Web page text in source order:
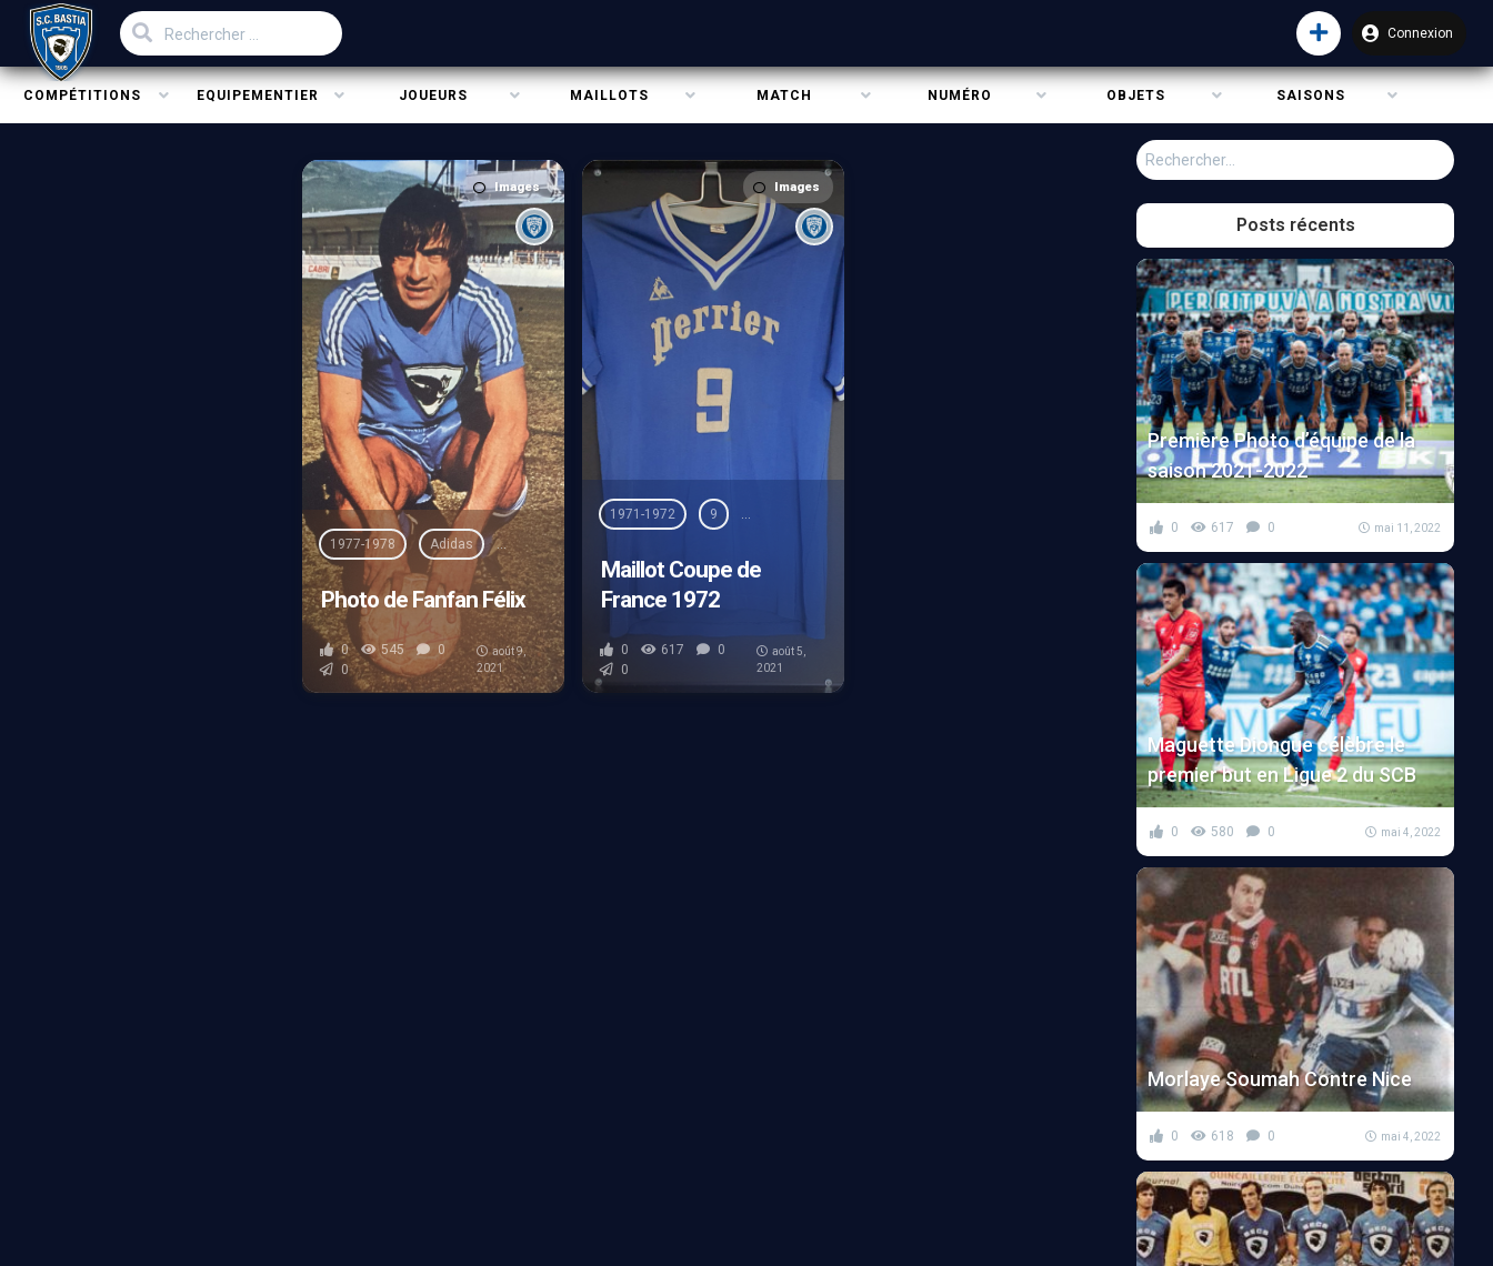
Connexion
COMPÉTITIONS EQUIPEMENTIER JOUEURS MAILLOTS MATCH NUMÉRO OBJETS SAISONS
Images
1977-1978 Adidas Coupe UEFA
Photo de Fanfan Félix
0 545
0
0
août 9,
2021
Images
1971-1972 9
Maillot Coupe de
France 1972
0 617
0
0
août 5,
2021
Rechercher :
Posts récents
Première Photo d’équipe de la
saison 2021-2022
0 617 0 mai 11, 2022
Maguette Diongue célèbre le
premier but en Ligue 2 du SCB
0 580 0 mai 4, 2022
Morlaye Soumah Contre Nice
0 618 0 mai 4, 2022